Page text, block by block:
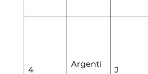
4
Argenti
J